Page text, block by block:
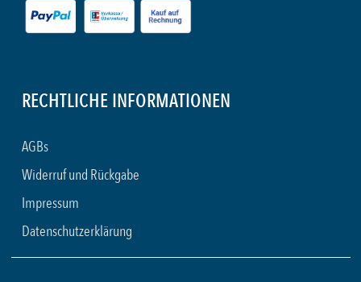
RECHTLICHE INFORMATIONEN
AGBs
Widerruf und Rückgabe
Impressum
Datenschutzerklärung